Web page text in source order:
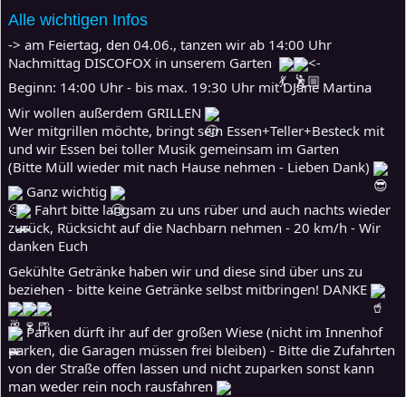
Alle wichtigen Infos
-> am Feiertag, den 04.06., tanzen wir ab 14:00 Uhr
Nachmittag DISCOFOX in unserem Garten
<-
Beginn: 14:00 Uhr - bis max. 19:30 Uhr mit DJane Martina
Wir wollen außerdem GRILLEN
Wer mitgrillen möchte, bringt sein Essen+Teller+Besteck mit
und wir Essen bei toller Musik gemeinsam im Garten
(Bitte Müll wieder mit nach Hause nehmen - Lieben Dank)
Ganz wichtig
-
Fahrt bitte langsam zu uns rüber und auch nachts wieder
zurück, Rücksicht auf die Nachbarn nehmen - 20 km/h - Wir
danken Euch
Gekühlte Getränke haben wir und diese sind über uns zu
beziehen - bitte keine Getränke selbst mitbringen! DANKE
Parken dürft ihr auf der großen Wiese (nicht im Innenhof
parken, die Garagen müssen frei bleiben) - Bitte die Zufahrten
von der Straße offen lassen und nicht zuparken sonst kann
man weder rein noch rausfahren